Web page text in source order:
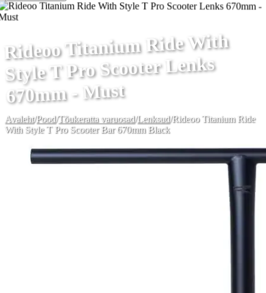
Rideoo Titanium Ride With
Style T Pro Scooter Lenks
670mm - Must
Avaleht/Pood/Tõukeratta varuosad/Lenksud/Rideoo Titanium Ride
With Style T Pro Scooter Bar 670mm Black